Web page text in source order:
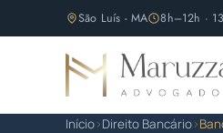
São Luís - MA 8h–12h ·
Início›Direito Bancário›